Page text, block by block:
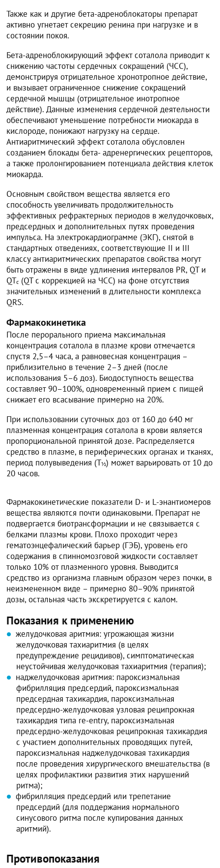
Также как и другие бета-адреноблокаторы препарат
активно угнетает секрецию ренина при нагрузке и в
состоянии покоя.
Бета-адреноблокирующий эффект соталола приводит к
снижению частоты сердечных сокращений (ЧСС),
демонстрируя отрицательное хронотропное действие,
и вызывает ограниченное снижение сокращений
сердечной мышцы (отрицательное инотропное
действие). Данные изменения сердечной деятельности
обеспечивают уменьшение потребности миокарда в
кислороде, понижают нагрузку на сердце.
Антиаритмический эффект соталола обусловлен
созданием блокады бета- адренергических рецепторов,
а также пролонгированием потенциала действия клеток
миокарда.
Основным свойством вещества является его
способность увеличивать продолжительность
эффективных рефрактерных периодов в желудочковых,
предсердных и дополнительных путях проведения
импульса. На электрокардиограмме (ЭКГ), снятой в
стандартных отведениях, соответствующие II и III
классу антиаритмических препаратов свойства могут
быть отражены в виде удлинения интервалов PR, QT и
QTc (QT с коррекцией на ЧСС) на фоне отсутствия
значительных изменений в длительности комплекса
QRS.
Фармакокинетика
После перорального приема максимальная
концентрация соталола в плазме крови отмечается
спустя 2,5–4 часа, а равновесная концентрация –
приблизительно в течение 2–3 дней (после
использования 5–6 доз). Биодоступность вещества
составляет 90–100%, одновременный прием с пищей
снижает его всасывание примерно на 20%.
При использовании суточных доз от 160 до 640 мг
плазменная концентрация соталола в крови является
пропорциональной принятой дозе. Распределяется
средство в плазме, в периферических органах и тканях,
период полувыведения (Т½) может варьировать от 10 до
20 часов.
Фармакокинетические показатели D- и L-энантиомеров
вещества являются почти одинаковыми. Препарат не
подвергается биотрансформации и не связывается с
белками плазмы крови. Плохо проходит через
гематоэнцефалический барьер (ГЭБ), уровень его
содержания в спинномозговой жидкости составляет
только 10% от плазменного уровня. Выводится
средство из организма главным образом через почки, в
неизмененном виде – примерно 80–90% принятой
дозы, остальная часть экскретируется с калом.
Показания к применению
желудочковая аритмия: угрожающая жизни
желудочковая тахиаритмия (в целях
предупреждение рецидивов), симптоматическая
неустойчивая желудочковая тахиаритмия (терапия);
наджелудочковая аритмия: пароксизмальная
фибрилляция предсердий, пароксизмальная
предсердная тахикардия, пароксизмальная
предсердно-желудочковая узловая реципрокная
тахикардия типа re-entry, пароксизмальная
предсердно-желудочковая реципрокная тахикардия
с участием дополнительных проводящих путей,
пароксизмальная наджелудочковая тахикардия
после проведения хирургического вмешательства (в
целях профилактики развития этих нарушений
ритма);
фибрилляция предсердий или трепетание
предсердий (для поддержания нормального
синусового ритма после купирования данных
аритмий).
Противопоказания